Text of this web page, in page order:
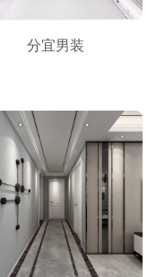
分宜男装